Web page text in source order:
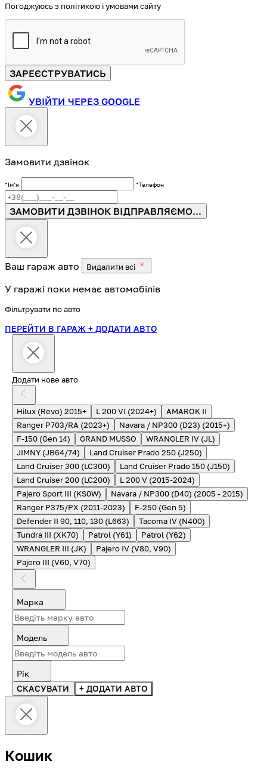
Погоджуюсь з політикою і умовами сайту
ЗАРЕЄСТРУВАТИСЬ
УВІЙТИ ЧЕРЕЗ GOOGLE
Замовити дзвінок
*Імʼя *Телефон
ЗАМОВИТИ ДЗВІНОК ВІДПРАВЛЯЄМО...
Ваш гараж авто Видалити всі
У гаражі поки немає автомобілів
Фільтрувати по авто
ПЕРЕЙТИ В ГАРАЖ + ДОДАТИ АВТО
Додати нове авто
Hilux (Revo) 2015+ L 200 VI (2024+)
AMAROK II
Ranger P703/RA (2023+)
Navara / NP300 (D23) (2015+)
F-150 (Gen 14)
GRAND MUSSO
WRANGLER IV (JL)
JIMNY (JB64/74)
Land Cruiser Prado 250 (J250)
Land Cruiser 300 (LC300)
Land Cruiser Prado 150 (J150)
Land Cruiser 200 (LC200)
L 200 V (2015-2024)
Pajero Sport III (KS0W)
Navara / NP300 (D40) (2005 - 2015)
Ranger P375/PX (2011-2023)
F-250 (Gen 5)
Defender II 90, 110, 130 (L663)
Tacoma IV (N400)
Tundra III (XK70)
Patrol (Y61)
Patrol (Y62)
WRANGLER III (JK)
Pajero IV (V80, V90)
Pajero III (V60, V70)
Марка
Модель
Рік
СКАСУВАТИ
+ ДОДАТИ АВТО
Кошик